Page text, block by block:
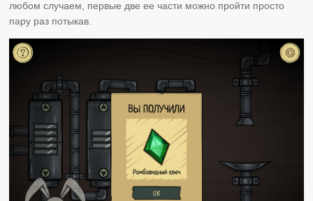
любом случаем, первые две ее части можно пройти просто
пару раз потыкав.